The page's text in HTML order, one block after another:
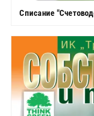
Списание